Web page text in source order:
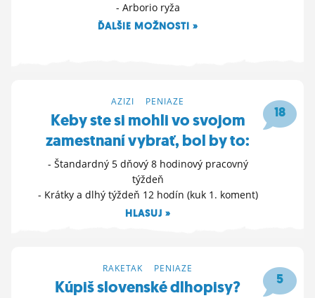
- Arborio ryža
ĎALŠIE MOŽNOSTI »
18
AZIZI PENIAZE
Keby ste si mohli vo svojom
zamestnaní vybrať, bol by to:
- Štandardný 5 dňový 8 hodinový pracovný
týždeň
- Krátky a dlhý týždeň 12 hodín (kuk 1. koment)
HLASUJ »
5
RAKETAK PENIAZE
Kúpiš slovenské dlhopisy?